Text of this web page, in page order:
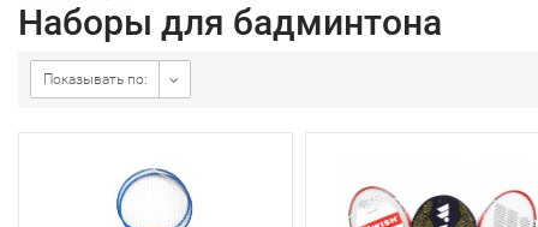
Наборы для бадминтона
Показывать по: